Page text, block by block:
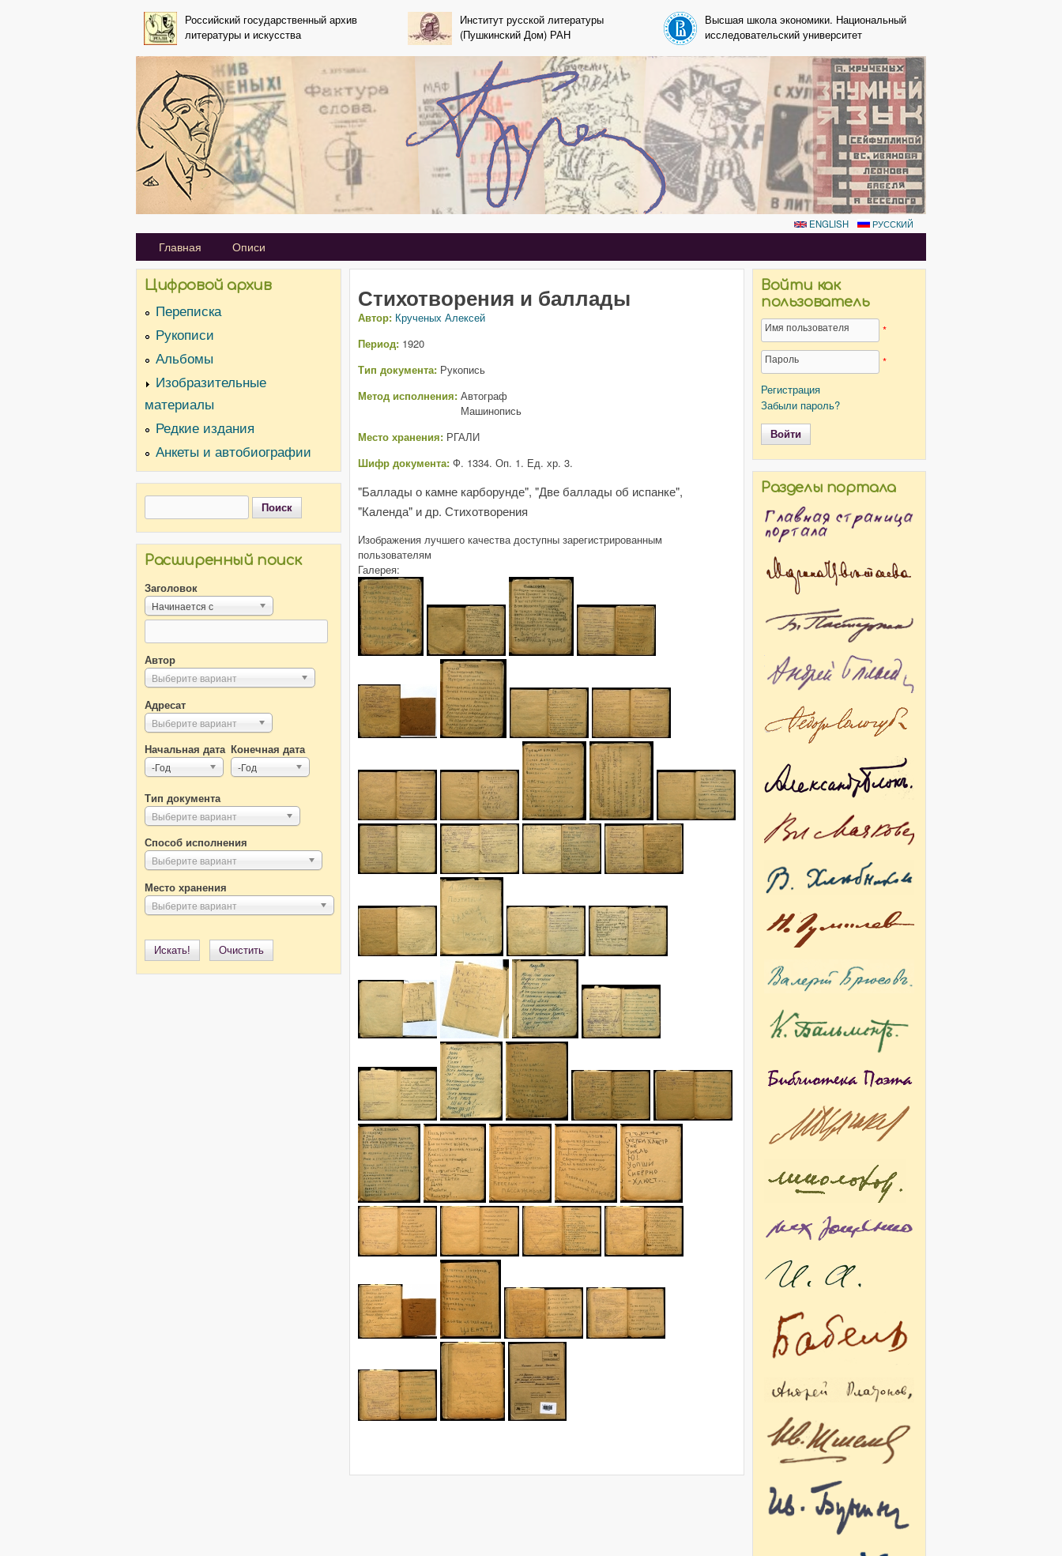
Перейти к основному
содержанию
Российский государственный архив
литературы и искусства
Институт русской литературы
(Пушкинский Дом) РАН
Высшая школа экономики. Национальный
исследовательский университет
ENGLISH РУССКИЙ
Primary_tsvetaeva for Aleksey kruchenyh
Главная Описи
Стихотворения и баллады
Автор: Крученых Алексей
Период: 1920
Тип документа: Рукопись
Метод исполнения: Автограф
Машинопись
Место хранения: РГАЛИ
Шифр документа: Ф. 1334. Оп. 1. Ед. хр. 3.
"Баллады о камне карборунде", "Две баллады об испанке",
"Календа" и др. Стихотворения
Изображения лучшего качества доступны зарегистрированным
пользователям
Галерея:
Цифровой архив
Переписка
Рукописи
Альбомы
Изобразительные
материалы
Редкие издания
Анкеты и автобиографии
Форма поиска
Расширенный поиск
Заголовок
Начинается с
Автор
Выберите вариант
Адресат
Выберите вариант
Начальная дата
Начальная дата
Год-Год
Конечная дата
Конечная дата
Год-Год
Тип документа
Выберите вариант
Способ исполнения
Выберите вариант
Место хранения
Выберите вариант
Войти как
пользователь
Имя пользователя *
Пароль
*
Регистрация
Забыли пароль?
Разделы портала